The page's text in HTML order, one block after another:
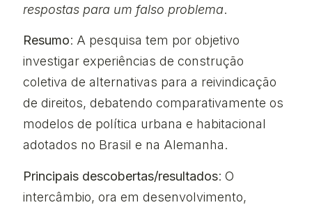
respostas para um falso problema.
Resumo: A pesquisa tem por objetivo
investigar experiências de construção
coletiva de alternativas para a reivindicação
de direitos, debatendo comparativamente os
modelos de política urbana e habitacional
adotados no Brasil e na Alemanha.
Principais descobertas/resultados: O
intercâmbio, ora em desenvolvimento,